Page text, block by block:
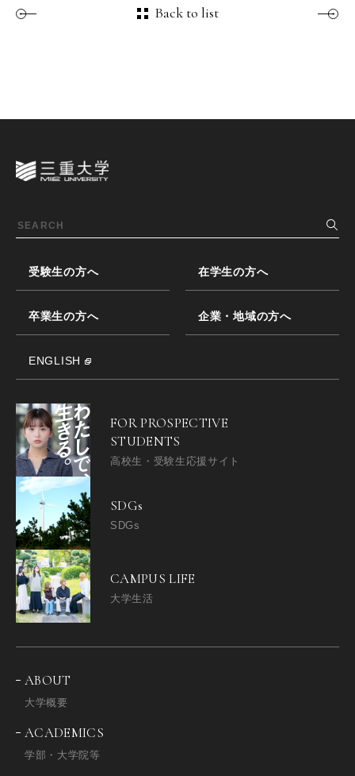
Back to list
受験生の方へ 在学生の方へ
卒業生の方へ 企業・地域の方へ
ENGLISH
FOR PROSPECTIVE
STUDENTS
高校生・受験生応援サイト
SDGs
SDGs
CAMPUS LIFE
大学生活
ABOUT
大学概要
ACADEMICS
学部・大学院等